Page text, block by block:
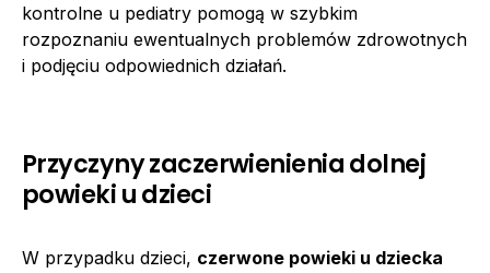
kontrolne u pediatry pomogą w szybkim
rozpoznaniu ewentualnych problemów zdrowotnych
i podjęciu odpowiednich działań.
Przyczyny zaczerwienienia dolnej
powieki u dzieci
W przypadku dzieci, czerwone powieki u dziecka